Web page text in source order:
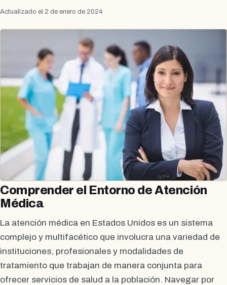
Actualizado el 2 de enero de 2024
Comprender el Entorno de Atención
Médica
La atención médica en Estados Unidos es un sistema
complejo y multifacético que involucra una variedad de
instituciones, profesionales y modalidades de
tratamiento que trabajan de manera conjunta para
ofrecer servicios de salud a la población. Navegar por